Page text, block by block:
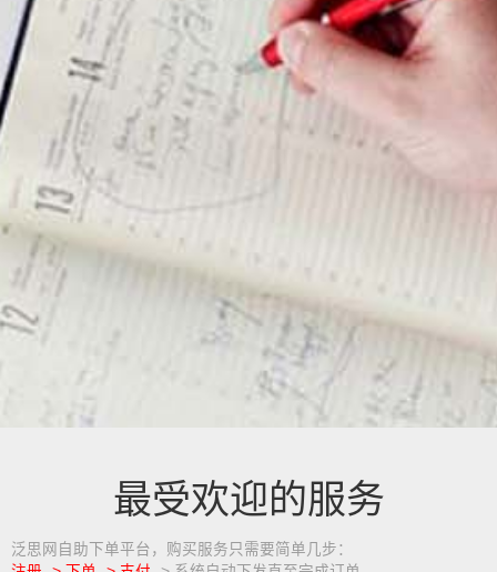
最受欢迎的服务
泛思网自助下单平台，购买服务只需要简单几步：